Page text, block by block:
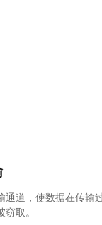
通道，使数据在传输
取。